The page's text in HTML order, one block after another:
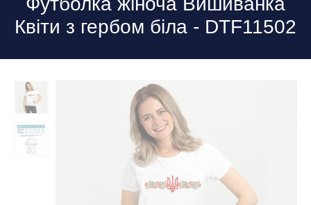
Квіти з гербом біла - DTF11502